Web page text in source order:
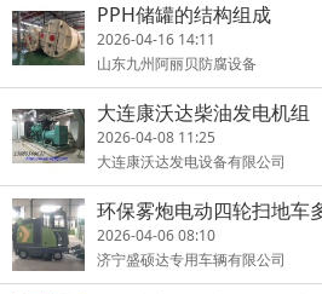
PPH储罐的结构组成
2026-04-16 14:11
山东九州阿丽贝防腐设备
大连康沃达柴油发电机组
2026-04-08 11:25
大连康沃达发电设备有限公司
环保雾炮电动四轮扫地车
动扫地车价格表
2026-04-06 08:10
济宁盛硕达专用车辆有限公司